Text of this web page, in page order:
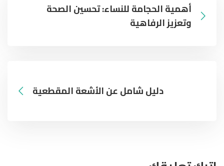
أهمية الحجامة للنساء: تحسين الصحة
وتعزيز الرفاهية
دليل شامل عن الأشعة المقطعية